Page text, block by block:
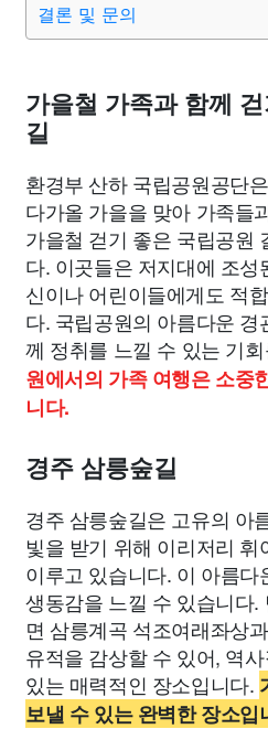
결론 및 문의
가을철 가족과 함께
길
환경부 산하 국립공원공단
다가올 가을을 맞아 가족들
가을철 걷기 좋은 국립공원
다. 이곳들은 저지대에 조성
신이나 어린이들에게도 적
다. 국립공원의 아름다운
께 정취를 느낄 수 있는 기
원에서의 가족 여행은 소중
니다.
경주 삼릉숲길
경주 삼릉숲길은 고유의 아
빛을 받기 위해 이리저리
이루고 있습니다. 이 아름
생동감을 느낄 수 있습니다.
면 삼릉계곡 석조여래좌상
유적을 감상할 수 있어, 역
있는 매력적인 장소입니다.
보낼 수 있는 완벽한 장소입